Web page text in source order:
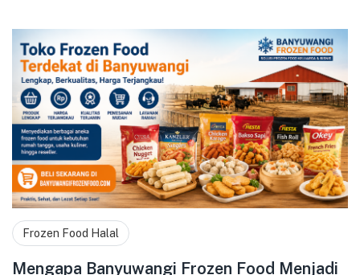
Frozen Food Halal
Mengapa Banyuwangi Frozen Food Menjadi